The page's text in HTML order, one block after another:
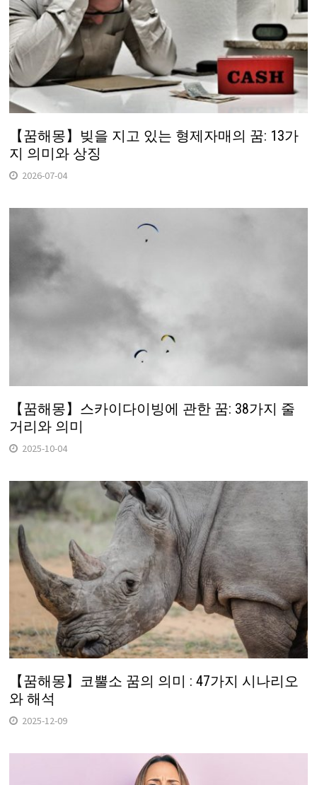
【꿈해몽】빚을 지고 있는 형제자매의 꿈: 13가
지 의미와 상징
2026-07-04
【꿈해몽】스카이다이빙에 관한 꿈: 38가지 줄
거리와 의미
2025-10-04
【꿈해몽】코뿔소 꿈의 의미 : 47가지 시나리오
와 해석
2025-12-09